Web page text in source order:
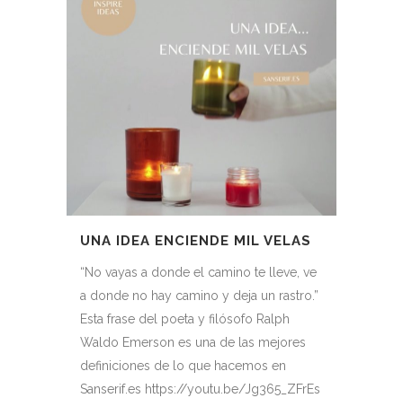
UNA IDEA ENCIENDE MIL VELAS
“No vayas a donde el camino te lleve, ve
a donde no hay camino y deja un rastro.”
Esta frase del poeta y filósofo Ralph
Waldo Emerson es una de las mejores
definiciones de lo que hacemos en
Sanserif.es https://youtu.be/Jg365_ZFrEs